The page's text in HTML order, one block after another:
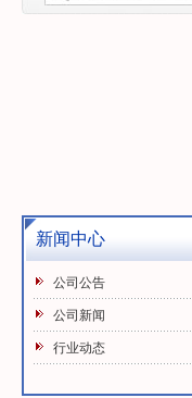
新闻中心
公司公告
公司新闻
行业动态